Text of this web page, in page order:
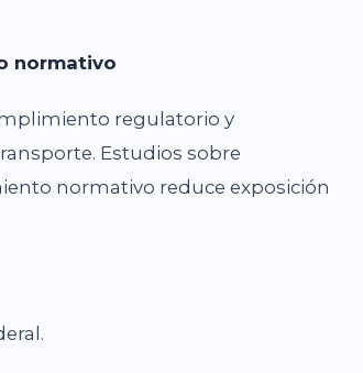
normativo
regulatorio y
Estudios sobre
normativo reduce exposición